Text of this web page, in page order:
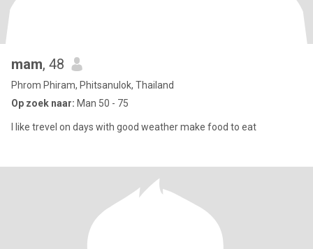
mam, 48
Phrom Phiram, Phitsanulok, Thailand
Op zoek naar: Man 50 - 75
I like trevel on days with good weather make food to eat